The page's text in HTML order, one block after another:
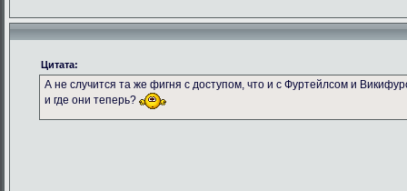
Цитата:
А не случится та же фигня с доступом, что и с Фуртейлсом и
и где они теперь?